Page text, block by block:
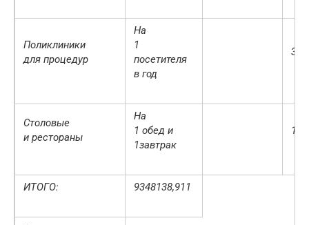
Поликлиники
для процедур
На
1
посетителя
в год
Столовые
и рестораны
На
1 обед и
1завтрак
ИТОГО: 9348138,911